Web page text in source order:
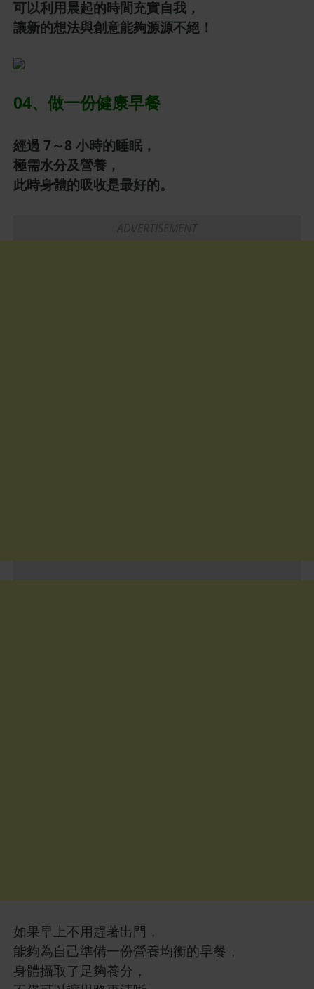
可以利用晨起的時間充實自我，
讓新的想法與創意能夠源源不絕！
04、做一份健康早餐
經過 7～8 小時的睡眠，
極需水分及營養，
此時身體的吸收是最好的。
如果早上不用趕著出門，
能夠為自己準備一份營養均衡的早餐，
身體攝取了足夠養分，